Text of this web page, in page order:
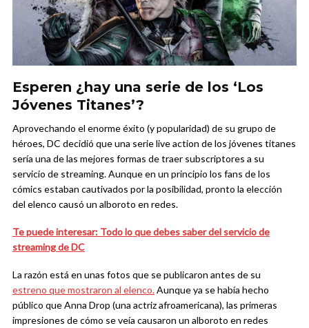
Esperen ¿hay una serie de los ‘Los
Jóvenes Titanes’?
Aprovechando el enorme éxito (y popularidad) de su grupo de
héroes, DC decidió que una serie live action de los jóvenes titanes
sería una de las mejores formas de traer subscriptores a su
servicio de streaming. Aunque en un principio los fans de los
cómics estaban cautivados por la posibilidad, pronto la elección
del elenco causó un alboroto en redes.
Te puede interesar: Todo lo que debes saber del servicio de
streaming de DC
La razón está en unas fotos que se publicaron antes de su
estreno que mostraron al elenco.Aunque ya se había hecho
público que Anna Drop (una actriz afroamericana), las primeras
impresiones de cómo se veía causaron un alboroto en redes